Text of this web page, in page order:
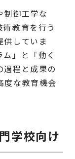
制御工学な
教育を行う
供していま
」と「動く
過程と成果の
度な教育機会
学校向け